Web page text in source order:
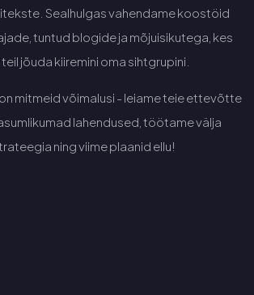
Sealhulgas vahendame koostöid
tuntud blogide ja mõjuisikutega, kes
jõuda kiiremini oma sihtgrupini.
mitmeid võimalusi - leiame teie ettevõtte
lahendused, töötame välja
ning viime plaanid ellu!